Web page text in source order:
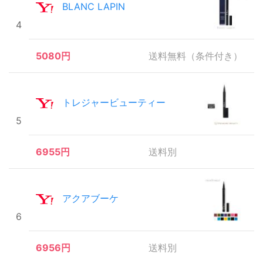
4
BLANC LAPIN
5080円 送料無料（条件付き）
5
トレジャービューティー
6955円 送料別
6
アクアブーケ
6956円 送料別